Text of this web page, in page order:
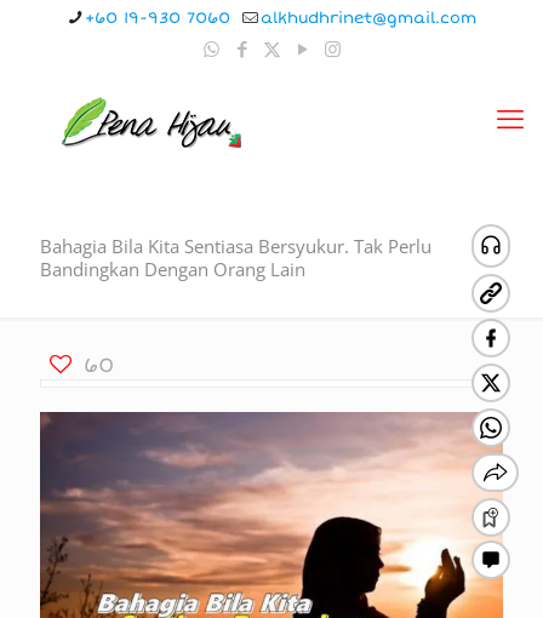
+60 19-930 7060 alkhudhrinet@gmail.com
Bahagia Bila Kita Sentiasa Bersyukur. Tak Perlu
Bandingkan Dengan Orang Lain
60